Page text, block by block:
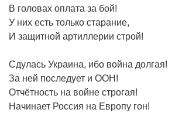
В головах оплата за бой!
У них есть только старание,
И защитной артиллерии строй!
Сдулась Украина, ибо война долгая!
За ней последует и ООН!
Отчётность на войне строгая!
Начинает Россия на Европу гон!